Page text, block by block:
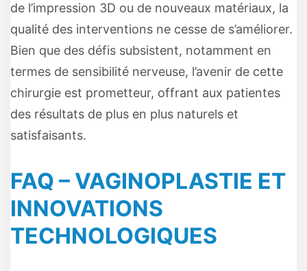
de l’impression 3D ou de nouveaux matériaux, la
qualité des interventions ne cesse de s’améliorer.
Bien que des défis subsistent, notamment en
termes de sensibilité nerveuse, l’avenir de cette
chirurgie est prometteur, offrant aux patientes
des résultats de plus en plus naturels et
satisfaisants.
FAQ – VAGINOPLASTIE ET
INNOVATIONS
TECHNOLOGIQUES